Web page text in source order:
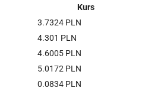
Kurs
3.7324 PLN
4.301 PLN
4.6005 PLN
5.0172 PLN
0.0834 PLN